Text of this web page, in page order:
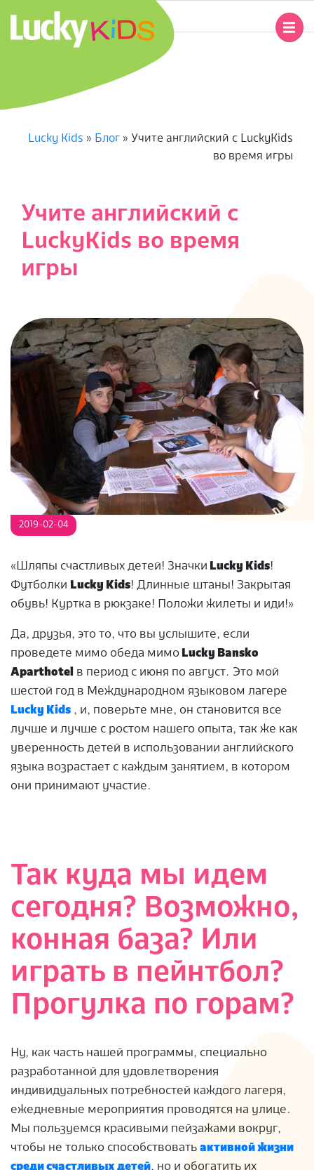
содержимому
U
C
Y
K
D
S
Главное
навигационное
Lucky Kids » Блог » Учите английский с LuckyKids
во время игры
Учите английский с
LuckyKids во время
игры
2019-02-04
«Шляпы счастливых детей! Значки Lucky Kids!
Футболки Lucky Kids! Длинные штаны! Закрытая
обувь! Куртка в рюкзаке! Положи жилеты и иди!»
Да, друзья, это то, что вы услышите, если
проведете мимо обеда мимо Lucky Bansko
Aparthotel в период с июня по август. Это мой
шестой год в Международном языковом лагере
Lucky Kids , и, поверьте мне, он становится все
лучше и лучше с ростом нашего опыта, так же как
уверенность детей в использовании английского
языка возрастает с каждым занятием, в котором
они принимают участие.
Так куда мы идем
сегодня? Возможно,
конная база? Или
играть в пейнтбол?
Прогулка по горам?
Ну, как часть нашей программы, специально
разработанной для удовлетворения
индивидуальных потребностей каждого лагеря,
ежедневные мероприятия проводятся на улице.
Мы пользуемся красивыми пейзажами вокруг,
чтобы не только способствовать активной жизни
среди счастливых детей, но и обогатить их